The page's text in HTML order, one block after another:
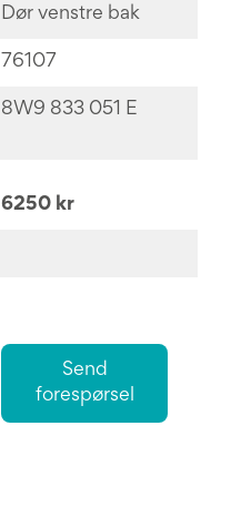
Dør venstre bak
76107
8W9 833 051 E
6250 kr
Send
forespørsel